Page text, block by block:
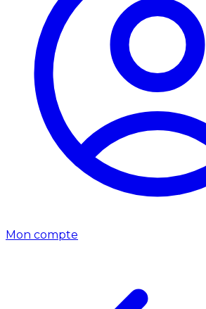
Mon compte